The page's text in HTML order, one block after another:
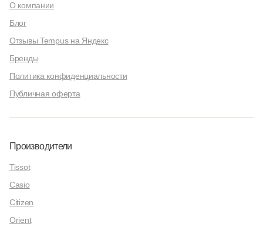
О компании
Блог
Отзывы Tempus на Яндекс
Бренды
Политика конфиденциальности
Публичная оферта
Производители
Tissot
Casio
Citizen
Orient